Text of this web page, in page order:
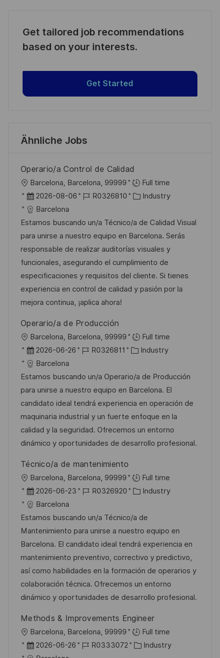
Get tailored job recommendations
based on your interests.
Get Started
Ähnliche Jobs
Operario/a Control de Calidad
O
r
t
Barcelona, Barcelona, 99999
Full time
D
a
t
u
m
d
e
r
V
r
ö
f
f
e
n
t
l
i
c
h
u
n
g
2026-08-06
J
b
-
I
D
R0326810
K
t
e
g
o
r
Industry
Barcelona
Estamos buscando un/a Técnico/a de Calidad Visual
para unirse a nuestro equipo en Barcelona. Serás
responsable de realizar auditorías visuales y
funcionales, asegurando el cumplimiento de
especificaciones y requisitos del cliente. Si tienes
experiencia en control de calidad y pasión por la
mejora continua, ¡aplica ahora!
Operario/a de Producción
O
r
t
Barcelona, Barcelona, 99999
Full time
D
a
t
u
m
d
e
r
e
r
ö
f
f
e
n
t
l
i
c
h
u
n
g
2026-06-26
J
b
-
I
D
R0326811
K
t
e
g
o
r
i
Industry
Barcelona
Estamos buscando un/a Operario/a de Producción
para unirse a nuestro equipo en Barcelona. El
candidato ideal tendrá experiencia en operación de
maquinaria industrial y un fuerte enfoque en la
calidad y la seguridad. Ofrecemos un entorno
dinámico y oportunidades de desarrollo profesional.
Técnico/a de mantenimiento
O
r
t
Barcelona, Barcelona, 99999
Full time
D
a
t
u
m
d
e
r
V
r
ö
f
2026-06-23
J
b
-
I
D
R0326920
K
t
e
g
o
r
e
Industry
Barcelona
Estamos buscando un/a Técnico/a de
Mantenimiento para unirse a nuestro equipo en
Barcelona. El candidato ideal tendrá experiencia en
mantenimiento preventivo, correctivo y predictivo,
así como habilidades en la formación de operarios y
colaboración técnica. Ofrecemos un entorno
dinámico y oportunidades de desarrollo profesional.
Methods & Improvements Engineer
O
r
Barcelona, Barcelona, 99999
Full time
D 2026-06-26
J
R0333072
K
Industry